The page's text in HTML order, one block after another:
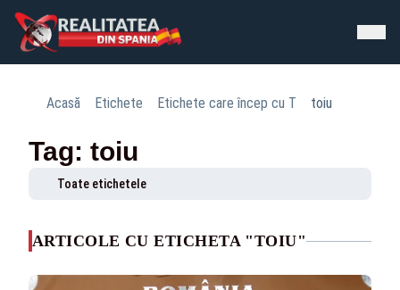
Acasă Etichete Etichete care încep cu T toiu
Tag: toiu
Toate etichetele
ARTICOLE CU ETICHETA "TOIU"